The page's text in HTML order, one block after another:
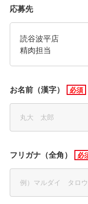
応募先
読谷波平店
精肉担当
お名前（漢字）
フリガナ（全角）